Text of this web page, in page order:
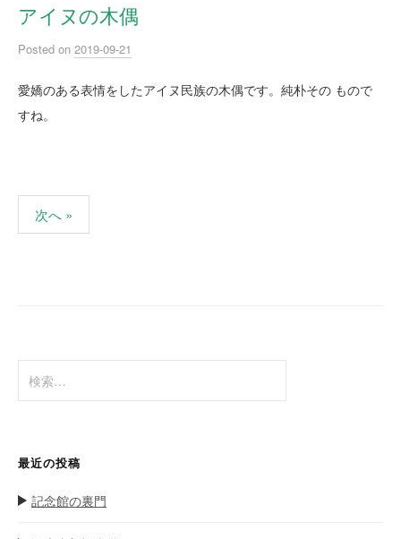
アイヌの木偶
Posted on 2019-09-21
愛嬌のある表情をしたアイヌ民族の木偶です。純朴その もので
すね。
ゲ
ー
シ
ン
次へ »
索
最近の投稿
記念館の裏門